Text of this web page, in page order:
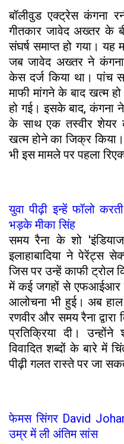
बॉलीवुड एक्ट्रेस कंगना
गीतकार जावेद अख्तर के
संघर्ष समाप्त हो गया।
जब जावेद अख्तर ने कंगना
केस दर्ज किया था।
माफी मांगने के बाद खत्म
हो गई। इसके बाद, कंगना
के साथ एक तस्वीर शेयर
खत्म होने का जिक्र
भी इस मामले पर पहला
युवा पीढ़ी इन्हें फॉलो
भड़के मीका सिंह
समय रैना के शो
इलाहाबादिया ने पेरेंट्स
जिस पर उन्हें काफी
में कई जगहों से एफआईआर
आलोचना भी हुई। अब
रणवीर और समय रैना द्वारा
प्रतिक्रिया दी।
विवादित शब्दों के बारे में
पीढ़ी गलत रास्ते पर जा
फेमस सिंगर David
उम्र में ली अंतिम सांस